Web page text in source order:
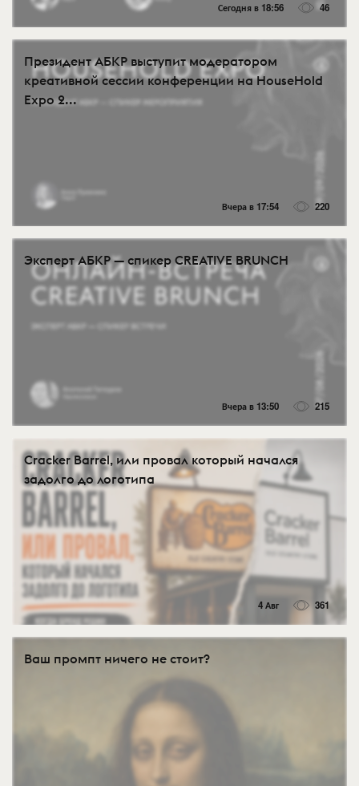
Сегодня в 18:56 46
Президент АБКР выступит модератором
креативной сессии конференции на HouseHold
Expo 2...
Вчера в 17:54 220
Эксперт АБКР — спикер CREATIVE BRUNCH
Вчера в 13:50 215
Cracker Barrel, или провал который начался
задолго до логотипа
4 Авг 361
Ваш промпт ничего не стоит?